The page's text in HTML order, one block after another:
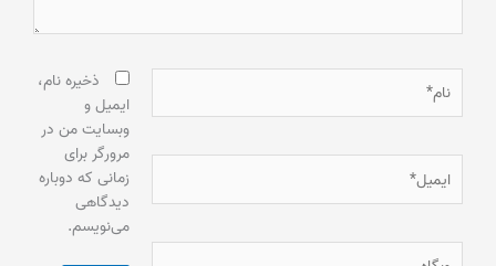
وبگاه
ذخیره نام،
ایمیل و
وبسایت من در
مرورگر برای
زمانی که دوباره
دیدگاهی
می‌نویسم.